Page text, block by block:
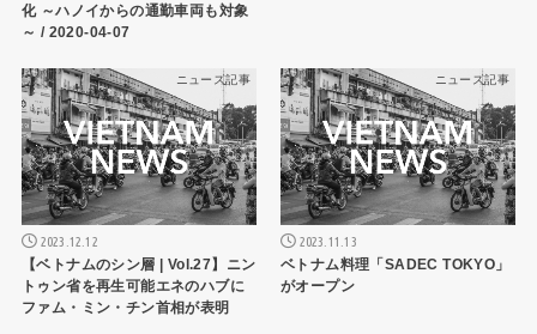
化 ～ハノイからの通勤車両も対象
～ / 2020-04-07
ニュース記事
2023.12.12
【ベトナムのシン層 | Vol.27】ニン
トゥン省を再生可能エネのハブに
ファム・ミン・チン首相が表明
ニュース記事
2023.11.13
ベトナム料理「SADEC TOKYO」
がオープン